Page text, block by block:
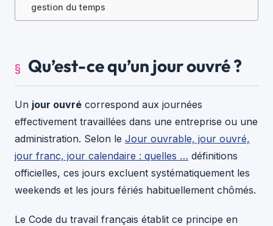
gestion du temps
Qu’est-ce qu’un jour ouvré ?
Un jour ouvré correspond aux journées
effectivement travaillées dans une entreprise ou une
administration. Selon le Jour ouvrable, jour ouvré,
jour franc, jour calendaire : quelles … définitions
officielles, ces jours excluent systématiquement les
weekends et les jours fériés habituellement chômés.
Le Code du travail français établit ce principe en